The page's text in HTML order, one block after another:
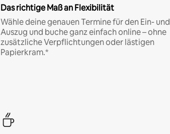
Das richtige Maß an Flexibilität
Wähle deine genauen Termine für den Ein- und
Auszug und buche ganz einfach online – ohne
zusätzliche Verpflichtungen oder lästigen
Papierkram.*